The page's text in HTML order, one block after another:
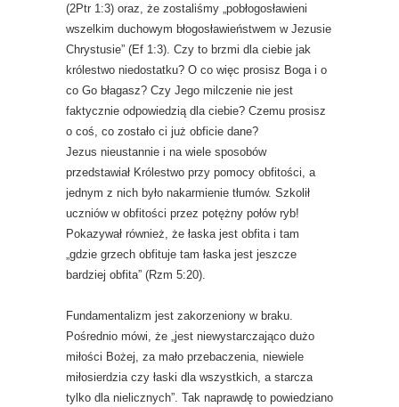
(2Ptr 1:3) oraz, że zostaliśmy „pobłogosławieni
wszelkim duchowym błogosławieństwem w Jezusie
Chrystusie” (Ef 1:3). Czy to brzmi dla ciebie jak
królestwo niedostatku? O co więc prosisz Boga i o
co Go błagasz? Czy Jego milczenie nie jest
faktycznie odpowiedzią dla ciebie? Czemu prosisz
o coś, co zostało ci już obficie dane?
Jezus nieustannie i na wiele sposobów
przedstawiał Królestwo przy pomocy obfitości, a
jednym z nich było nakarmienie tłumów. Szkolił
uczniów w obfitości przez potężny połów ryb!
Pokazywał również, że łaska jest obfita i tam
„gdzie grzech obfituje tam łaska jest jeszcze
bardziej obfita” (Rzm 5:20).
Fundamentalizm jest zakorzeniony w braku.
Pośrednio mówi, że „jest niewystarczająco dużo
miłości Bożej, za mało przebaczenia, niewiele
miłosierdzia czy łaski dla wszystkich, a starcza
tylko dla nielicznych”. Tak naprawdę to powiedziano